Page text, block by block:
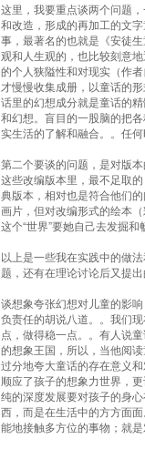
这里，我要重点谈两个问题
和改造，形成的再加工的文
事，最著名的也就是《安徒
观和人生观的，也比较刻意
的个人狭隘性和对现实（作
才慢慢收集成册，以童话的
话里的幻想成分就是童话的
和幻想。盲目的一股脑的把
实生活的了解和融合。。任何
第二个要谈的问题，是对版
这些改编版本里，最不足取
典版本，相对也是符合他们
画片，但对改编形式的绘本
这个“世界”要她自己去发掘和
以上是一些我在实践中的做
题，还有在理论讨论后又提
谈想象夸张幻想对儿童的影
负责任的胡说八道。。我们
点，做得稳一点。。有人说
的想象王国，所以，当他阅
过分地夸大童话的存在意义
顺应了孩子的想象力世界，
纯的深度发展要对孩子的身
西，而是在生活中的方方面
能地接触多方位的事物；就